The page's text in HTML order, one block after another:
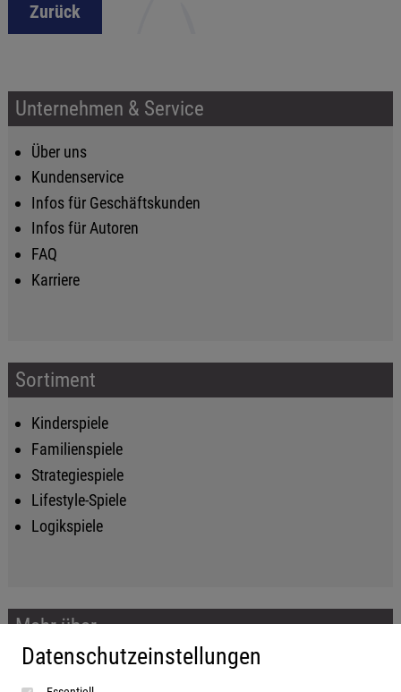
Zurück
Unternehmen & Service
Über uns
Kundenservice
Infos für Geschäftskunden
Infos für Autoren
FAQ
Karriere
Sortiment
Kinderspiele
Familienspiele
Strategiespiele
Lifestyle-Spiele
Logikspiele
Mehr über...
Impressum
Datenschutzeinstellungen